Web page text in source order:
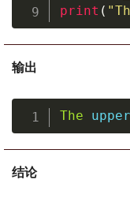
print (
输出
The
结论